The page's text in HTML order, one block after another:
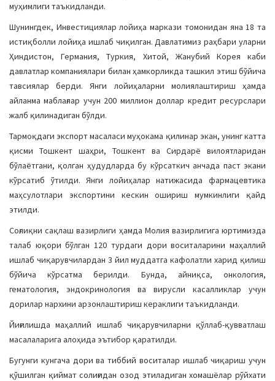
муҳимлиги таъкидланди.
Шунингдек, Инвестициялар лойиҳа маркази томонидан яна 18 та
истиқболли лойиҳа ишлаб чиқилган. Давлатимиз раҳбари уларни
Ҳиндистон, Германия, Туркия, Хитой, Жанубий Корея каби
давлатлар компаниялари билан ҳамкорликда ташкил этиш бўйича
тавсиялар берди. Янги лойиҳаларни молиялаштириш ҳамда
айланма маблағлар учун 200 миллион доллар кредит ресурслари
жалб қилинадиган бўлди.
Тармоқдаги экспорт масаласи муҳокама қилинар экан, унинг катта
қисми Тошкент шаҳри, Тошкент ва Сирдарё вилоятларидан
бўлаётгани, қолган ҳудудларда бу кўрсаткич анчада паст экани
кўрсатиб ўтилди. Янги лойиҳалар натижасида фармацевтика
маҳсулотлари экспортини кескин ошириш мумкинлиги қайд
этилди.
Соғлиқни сақлаш вазирлиги ҳамда Молия вазирлигига юртимизда
талаб юқори бўлган 120 турдаги дори воситаларини маҳаллий
ишлаб чиқарувчилардан 3 йил муддатга кафолатли харид қилиш
бўйича кўрсатма берилди. Бунда, айниқса, онкология,
гематология, эндокринология ва вирусли касалликлар учун
дорилар нархини арзонлаштириш кераклиги таъкидланди.
Йиғилишда маҳаллий ишлаб чиқарувчиларни қўллаб-қувватлаш
масалаларига алоҳида эътибор қаратилди.
Бугунги кунгача дори ва тиббий воситалар ишлаб чиқариш учун
қўшилган қиймат солиғидан озод этиладиган хомашёлар рўйхати